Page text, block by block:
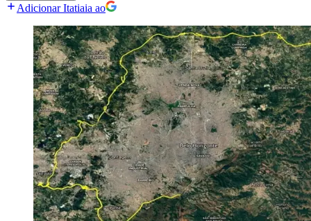
Adicionar Itatiaia ao